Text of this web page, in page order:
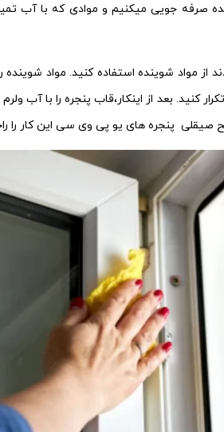
صرفه جویی میکنیم و موادی که با آب
از مواد شوینده استفاده کنید. مواد
کنید. بعد از اینکار،قاب پنجره را با آب
صیقلی پنجره های یو پی وی سی این کار را